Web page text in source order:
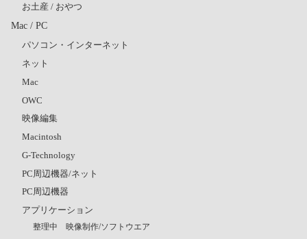
お土産 / おやつ
Mac / PC
パソコン・インターネット
ネット
Mac
OWC
映像編集
Macintosh
G-Technology
PC周辺機器/ネット
PC周辺機器
アプリケーション
整理中 映像制作/ソフトウエア